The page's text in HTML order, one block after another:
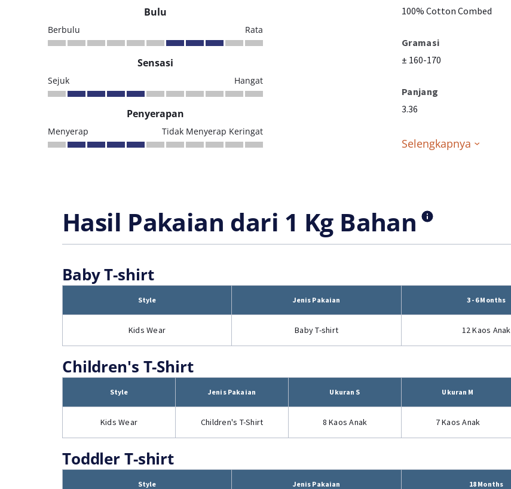
Bulu
Berbulu Rata
Sensasi
Sejuk Hangat
Penyerapan
Menyerap Tidak Menyerap Keringat
100% Cotton Combed
Gramasi
± 160-170
Panjang
3.36
Selengkapnya
Hasil Pakaian dari 1 Kg Bahan
Baby T-shirt
Style Jenis Pakaian 3 - 6 Months
Kids Wear Baby T-shirt 12 Kaos Anak
Children's T-Shirt
Style Jenis Pakaian Ukuran S Ukuran M
Kids Wear Children's T-Shirt 8 Kaos Anak 7 Kaos Anak
Toddler T-shirt
Style Jenis Pakaian 18 Months